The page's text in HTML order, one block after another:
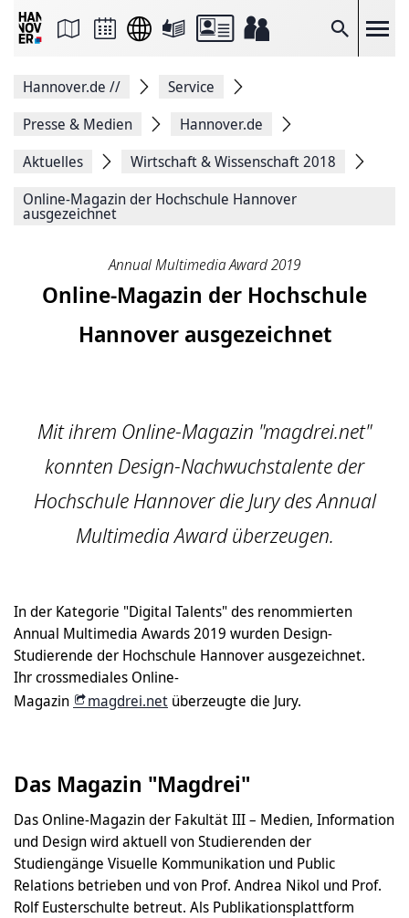
Suche
Seite
Facebook
teilen
Seitenlink
Seite
Drucken
Hannover.de //
Service
Presse & Medien
Hannover.de
Aktuelles
Wirtschaft & Wissenschaft 2018
Online-Magazin der Hochschule Hannover
ausgezeichnet
Annual Multimedia Award 2019
Online-Magazin der Hochschule
Hannover ausgezeichnet
Mit ihrem Online-Magazin "magdrei.net"
konnten Design-Nachwuchstalente der
Hochschule Hannover die Jury des Annual
Multimedia Award überzeugen.
In der Kategorie "Digital Talents" des renommierten
Annual Multimedia Awards 2019 wurden Design-
Studierende der Hochschule Hannover ausgezeichnet.
Ihr crossmediales Online-
Magazin
magdrei.net überzeugte die Jury.
Das Magazin "Magdrei"
Das Online-Magazin der Fakultät III – Medien, Information
und Design wird aktuell von Studierenden der
Studiengänge Visuelle Kommunikation und Public
Relations betrieben und von Prof. Andrea Nikol und Prof.
Rolf Eusterschulte betreut. Als Publikationsplattform